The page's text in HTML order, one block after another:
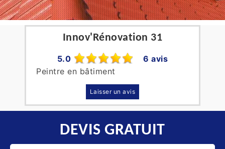
Innov'Rénovation 31
5.0
6 avis
Peintre en bâtiment
Laisser un avis
DEVIS GRATUIT